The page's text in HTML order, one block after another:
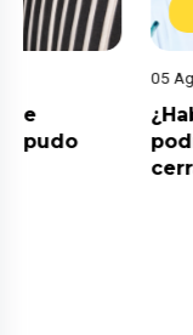
Espectáculos
¿Habrá
podría volver
cerraría las